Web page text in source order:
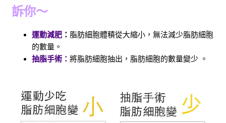
訴你～
運動減肥 ： 脂肪細胞體積從大縮小，無法減少脂肪細胞
的數量。
抽脂手術：將脂肪細胞抽出，脂肪細胞的數量變少 。